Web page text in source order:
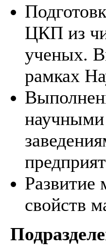
ЦКП из
ученых.
рамках
Развитие
свойств